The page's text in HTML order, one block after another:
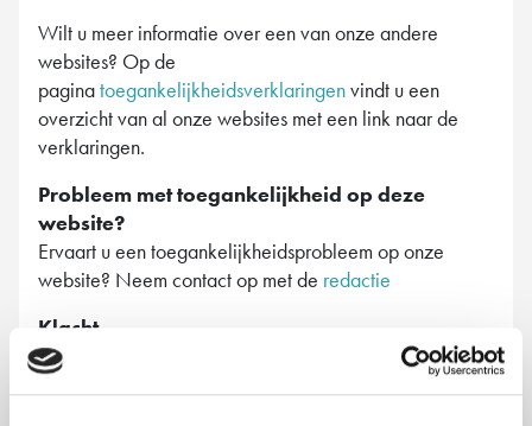
Wilt u meer informatie over een van onze andere
websites? Op de
paginatoegankelijkheidsverklaringenvindt u een
overzicht van al onze websites met een link naar de
verklaringen.
Probleem met toegankelijkheid op deze
website?
Ervaart u een toegankelijkheidsprobleem op onze
website? Neem contact op met de redactie
Klacht
Bent u niet tevreden met de manier waarop uw klacht is
behandeld? Of hebben we niet op tijd gereageerd?